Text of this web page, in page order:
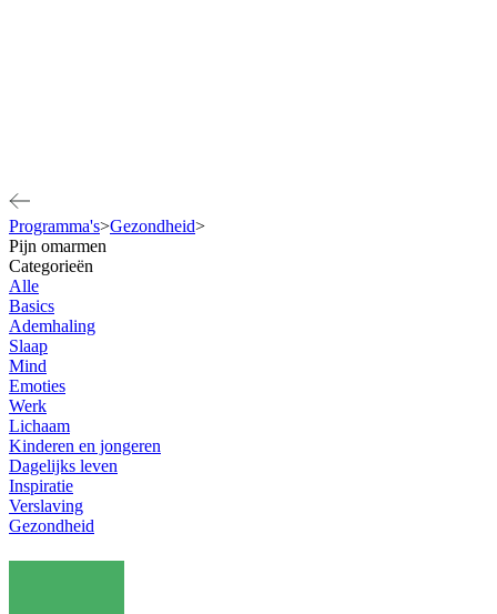
Programma's>Gezondheid>
Pijn omarmen
Categorieën
Alle
Basics
Ademhaling
Slaap
Mind
Emoties
Werk
Lichaam
Kinderen en jongeren
Dagelijks leven
Inspiratie
Verslaving
Gezondheid